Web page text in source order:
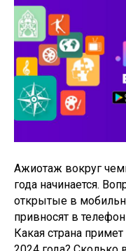
Ажиотаж вокруг
года начинается.
открытые в
привносят в
Какая страна